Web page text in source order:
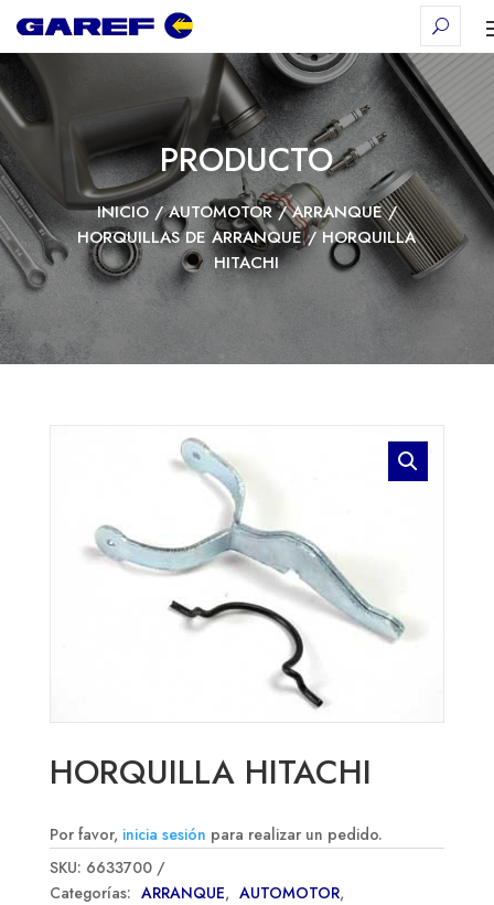
PRODUCTO
INICIO/AUTOMOTOR/ARRANQUE/
HORQUILLAS DE ARRANQUE/ HORQUILLA
HITACHI
HORQUILLA HITACHI
Por favor, inicia sesión para realizar un pedido.
SKU: 6633700
Categorías: ARRANQUE, AUTOMOTOR,